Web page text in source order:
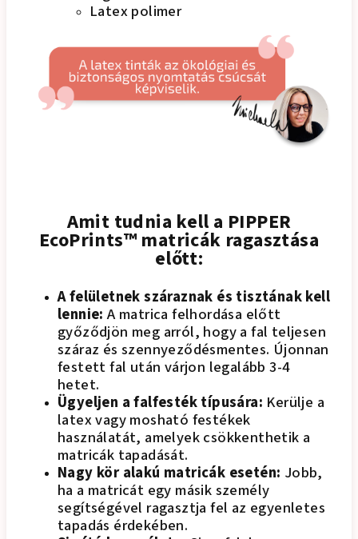
Latex polimer
Amit tudnia kell a PIPPER
EcoPrints™ matricák ragasztása
előtt:
A felületnek száraznak és tisztának kell
lennie:A matrica felhordása előtt
győződjön meg arról, hogy a fal teljesen
száraz és szennyeződésmentes. Újonnan
festett fal után várjon legalább 3-4
hetet.
Ügyeljen a falfesték típusára: Kerülje a
latex vagy mosható festékek
használatát, amelyek csökkenthetik a
matricák tapadását.
Nagy kör alakú matricák esetén: Jobb,
ha a matricát egy másik személy
segítségével ragasztja fel az egyenletes
tapadás érdekében.